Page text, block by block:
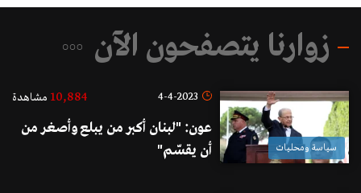
زوارنا يتصفحون الآن
سياسة ومحليات
4-4-2023
10,884 مشاهدة
عون: "لبنان أكبر من يبلع وأصغر من
أن يقسّم"